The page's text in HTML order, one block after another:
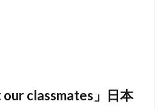
our classmates」日本